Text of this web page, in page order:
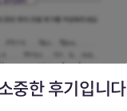
중한 후기입니다